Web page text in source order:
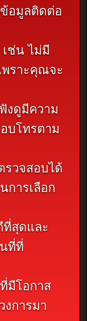
อมูลติดต่อ
ช่น ไม่มี
พราะคุณจะ
งดูมีความ
บโทรตาม
รวจสอบได้
การเลือก
ที่สุดและ
ที่ที่
มีโอกาส
การมา